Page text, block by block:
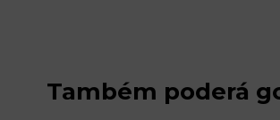
Também poderá